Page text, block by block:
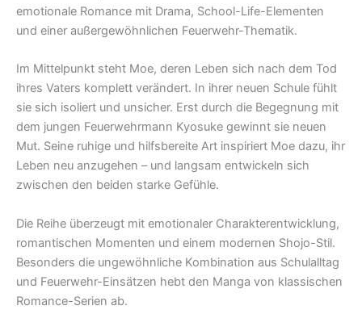
emotionale Romance mit Drama, School-Life-Elementen
und einer außergewöhnlichen Feuerwehr-Thematik.
Im Mittelpunkt steht Moe, deren Leben sich nach dem Tod
ihres Vaters komplett verändert. In ihrer neuen Schule fühlt
sie sich isoliert und unsicher. Erst durch die Begegnung mit
dem jungen Feuerwehrmann Kyosuke gewinnt sie neuen
Mut. Seine ruhige und hilfsbereite Art inspiriert Moe dazu, ihr
Leben neu anzugehen – und langsam entwickeln sich
zwischen den beiden starke Gefühle.
Die Reihe überzeugt mit emotionaler Charakterentwicklung,
romantischen Momenten und einem modernen Shojo-Stil.
Besonders die ungewöhnliche Kombination aus Schulalltag
und Feuerwehr-Einsätzen hebt den Manga von klassischen
Romance-Serien ab.